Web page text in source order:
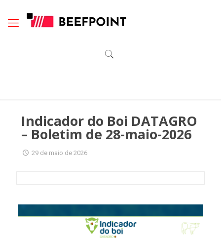
Indicador do Boi DATAGRO
– Boletim de 28-maio-2026
29 de maio de 2026